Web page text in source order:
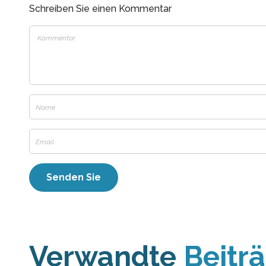
Schreiben Sie einen Kommentar
Verwandte